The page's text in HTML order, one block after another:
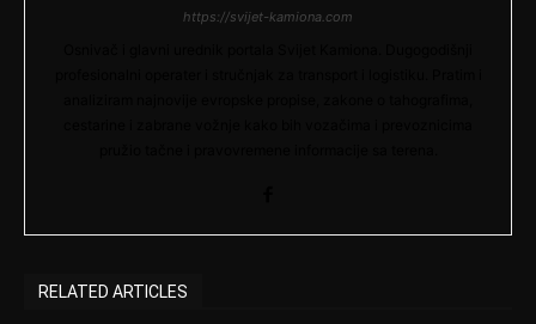
https://svijet-kamiona.com
RELATED ARTICLES